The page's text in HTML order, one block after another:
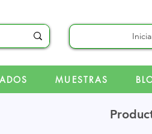
MUESTRAS